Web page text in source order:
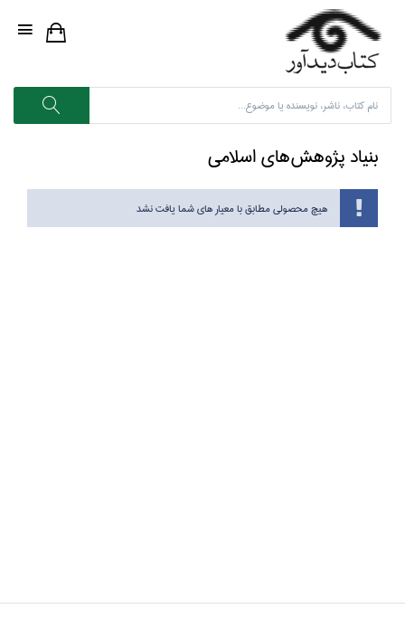
بنياد پژوهش‌هاي اسلامي
هیچ محصولی مطابق با معیار های شما یافت نشد